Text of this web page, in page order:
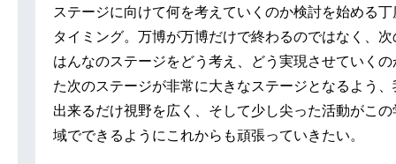
ステージに向けて何を考えていくのか検討を始める丁
タイミング。万博が万博だけで終わるのではなく、次
はんなのステージをどう考え、どう実現させていくの
た次のステージが非常に大きなステージとなるよう、
出来るだけ視野を広く、そして少し尖った活動がこの
域でできるようにこれからも頑張っていきたい。